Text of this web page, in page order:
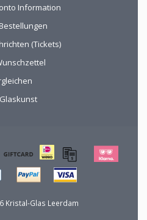
Information
(Tickets)
Kristal-Glas Leerdam